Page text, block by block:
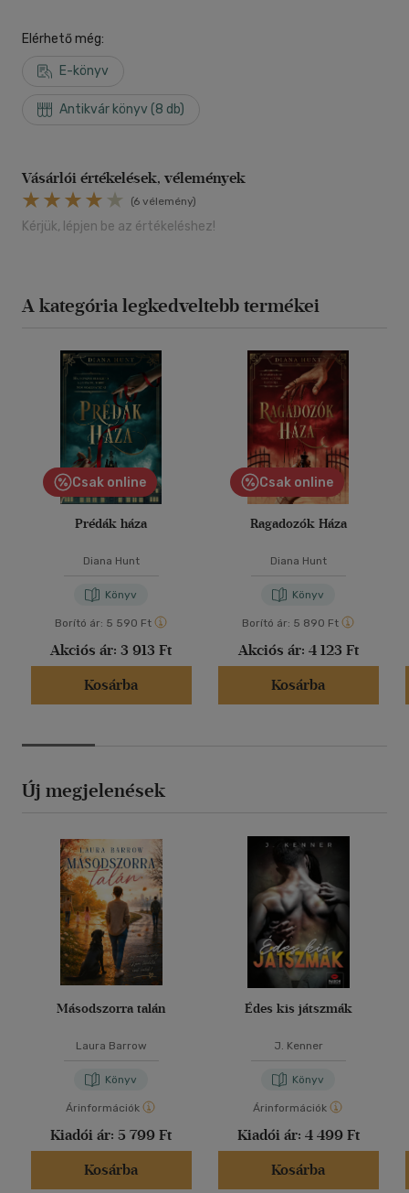
Elérhető még:
E-könyv
Antikvár könyv (8 db)
Vásárlói értékelések, vélemények
(6 vélemény)
Kérjük, lépjen be az értékeléshez!
A kategória legkedveltebb termékei
Csak online
Prédák háza
Diana Hunt
Könyv
Borító ár: 5 590 Ft
Akciós ár: 3 913 Ft
Kosárba
Csak online
Ragadozók Háza
Diana Hunt
Könyv
Borító ár: 5 890 Ft
Akciós ár: 4 123 Ft
Kosárba
Új megjelenések
Másodszorra talán
Laura Barrow
Könyv
Árinformációk
Kiadói ár: 5 799 Ft
Kosárba
Édes kis játszmák
J. Kenner
Könyv
Árinformációk
Kiadói ár: 4 499 Ft
Kosárba